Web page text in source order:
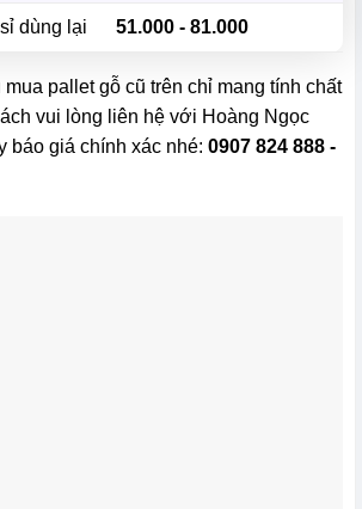
dùng lại 51.000 - 81.000
mua pallet gỗ cũ trên chỉ mang tính chất
vui lòng liên hệ với Hoàng Ngọc
báo giá chính xác nhé: 0907 824 888 -